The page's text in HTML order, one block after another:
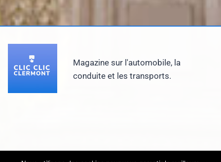
Magazine sur l'automobile, la
conduite et les transports.